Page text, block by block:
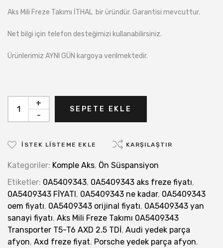
Aks Mili Freze Takımı İTHAL bir üründür. Garantisi mevcuttur.
Net bilgi için telefon desteğimizi kullanabilirsiniz.
Ürünlerimiz AYNI GÜN kargoya verilmektedir.
-
+
SEPETE EKLE
İSTEK LISTEME EKLE KARŞILAŞTIR
Kategoriler: Komple Aks, Ön Süspansiyon
Etiketler: 0A5409343, 0A5409343 aks freze fiyatı,
0A5409343 FİYATI, 0A5409343 ne kadar, 0A5409343
oem fiyatı, 0A5409343 orijinal fiyatı, 0A5409343 yan
sanayi fiyatı, Aks Mili Freze Takımı 0A5409343
Transporter T5-T6 AXD 2.5 TDİ, Audi yedek parça
afyon, Axd freze fiyat, Porsche yedek parça afyon,